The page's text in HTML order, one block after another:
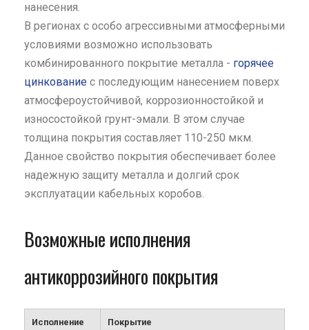
нанесения.
В регионах с особо агрессивными атмосферными
условиями возможно использовать
комбинированного покрытие металла - горячее
цинкование с последующим нанесением поверх
атмосфероустойчивой, коррозионностойкой и
износостойкой грунт-эмали. В этом случае
толщина покрытия составляет 110-250 мкм.
Данное свойство покрытия обеспечивает более
надежную защиту металла и долгий срок
эксплуатации кабельных коробов.
Возможные исполнения
антикоррозийного покрытия
Исполнение Покрытие